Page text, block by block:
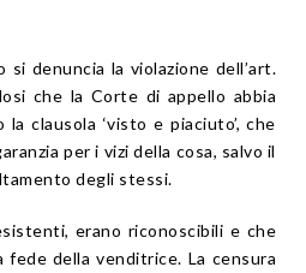
denuncia la violazione dell’art.
che la Corte di appello abbia
clausola ‘visto e piaciuto’, che
per i vizi della cosa, salvo il
degli stessi.
erano riconoscibili e che
fede della venditrice. La censura